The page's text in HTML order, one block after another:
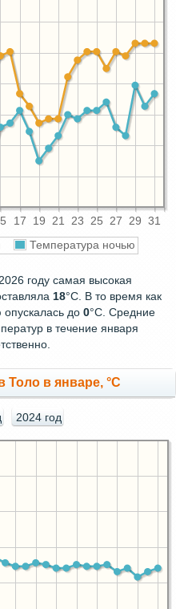
17 19 21 23 25 27 29 31
Температура ночью
году самая высокая
18°С. В то время как
до 0°C. Средние
в течение января
в январе, °C
2024 год